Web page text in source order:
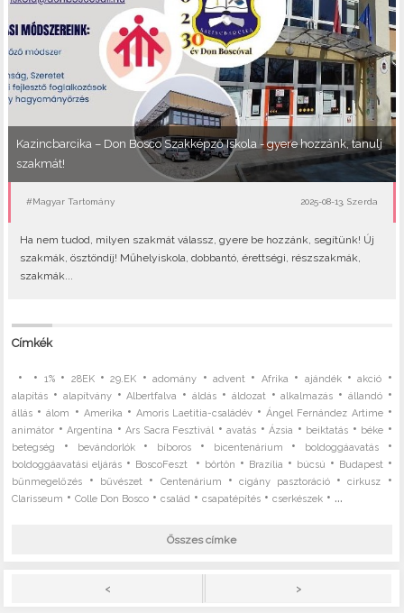
Kazincbarcika – Don Bosco Szakképző Iskola - gyere hozzánk, tanulj
szakmát!
#Magyar Tartomány 2025-08-13, Szerda
Ha nem tudod, milyen szakmát válassz, gyere be hozzánk, segítünk! Új
szakmák, ösztöndíj! Műhelyiskola, dobbantó, érettségi, részszakmák,
szakmák...
Címkék
• • 1%• 28EK•29.EK •adomány •advent • Afrika • ajándék•akció •
alapítás • alapítvány•Albertfalva •áldás • áldozat •alkalmazás • állandó•
állás •álom • Amerika • Amoris Laetitia-családév •Ángel Fernández Artime•
animátor •Argentína •Ars Sacra Fesztivál •avatás •Ázsia • beiktatás • béke •
betegség • bevándorlók• bíboros • bicentenárium • boldoggáavatás•
boldoggáavatási eljárás • BoscoFeszt • börtön • Brazília • búcsú • Budapest •
bűnmegelőzés • bűvészet • Centenárium •cigány pasztoráció•cirkusz •
Clarisseum •Colle Don Bosco •család •csapatépítés •cserkészek • ...
Összes címke
< >